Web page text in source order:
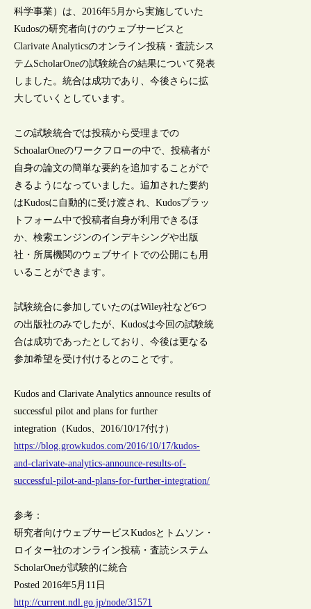
科学事業）は、2016年5月から実施していた
Kudosの研究者向けのウェブサービスと
Clarivate Analyticsのオンライン投稿・査読シス
テムScholarOneの試験統合の結果について発表
しました。統合は成功であり、今後さらに拡
大していくとしています。
この試験統合では投稿から受理までの
SchoalarOneのワークフローの中で、投稿者が
自身の論文の簡単な要約を追加することがで
きるようになっていました。追加された要約
はKudosに自動的に受け渡され、Kudosプラッ
トフォーム中で投稿者自身が利用できるほ
か、検索エンジンのインデキシングや出版
社・所属機関のウェブサイトでの公開にも用
いることができます。
試験統合に参加していたのはWiley社など6つ
の出版社のみでしたが、Kudosは今回の試験統
合は成功であったとしており、今後は更なる
参加希望を受け付けるとのことです。
Kudos and Clarivate Analytics announce results of
successful pilot and plans for further
integration（Kudos、2016/10/17付け）
https://blog.growkudos.com/2016/10/17/kudos-
and-clarivate-analytics-announce-results-of-
successful-pilot-and-plans-for-further-integration/
参考：
研究者向けウェブサービスKudosとトムソン・
ロイター社のオンライン投稿・査読システム
ScholarOneが試験的に統合
Posted 2016年5月11日
http://current.ndl.go.jp/node/31571